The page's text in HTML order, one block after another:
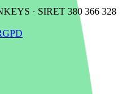
· SIRET 380 366 328